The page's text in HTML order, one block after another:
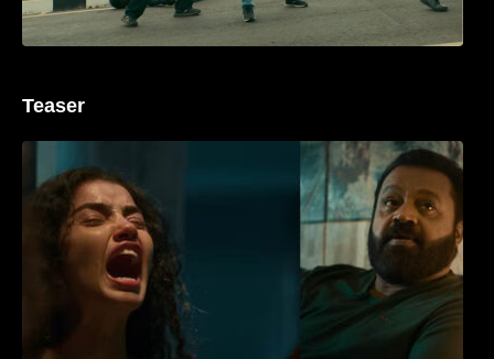
Teaser
‘ജെഎസ്‌കെ’ ടീസർ പുറത്ത്; വക്കീൽ
വേഷത്തിൽ നിറഞ്ഞാടി സുരേഷ് ഗോപി..